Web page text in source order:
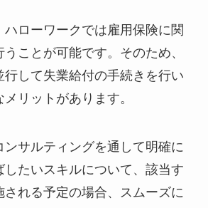
ローワークでは雇用保険に関
ことが可能です。そのため、
行して失業給付の手続きを行い
リットがあります。
ンサルティングを通して明確に
したいスキルについて、該当す
される予定の場合、スムーズに